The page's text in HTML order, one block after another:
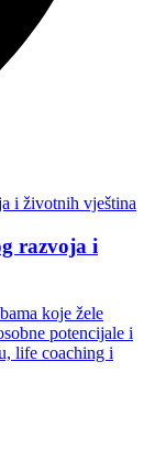
razvoja i
koje žele
potencijale i
life coaching i